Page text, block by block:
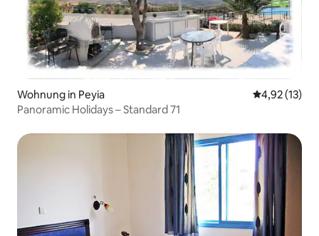
Wohnung in Peyia
4,92 (13)
Panoramic Holidays – Standard 71